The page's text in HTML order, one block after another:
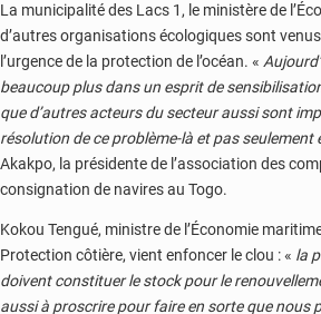
La municipalité des Lacs 1, le ministère de
d’autres organisations écologiques sont
l’urgence de la protection de l’océan. «
beaucoup plus dans un esprit de
que d’autres acteurs du secteur aussi sont
résolution de ce problème-là et pas seulement
Akakpo, la présidente de l’association des
consignation de navires au Togo.
Kokou Tengué, ministre de l’Économie
Protection côtière, vient enfoncer le clou : « la
doivent constituer le stock pour le
aussi à proscrire pour faire en sorte que nous